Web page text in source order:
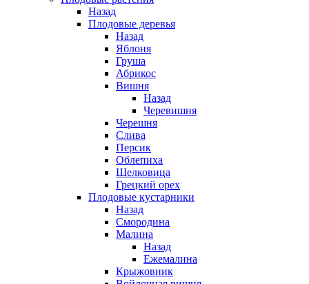
Назад
Плодовые деревья
Назад
Яблоня
Груша
Абрикос
Вишня
Назад
Черевишня
Черешня
Слива
Персик
Облепиха
Шелковица
Грецкий орех
Плодовые кустарники
Назад
Смородина
Малина
Назад
Ежемалина
Крыжовник